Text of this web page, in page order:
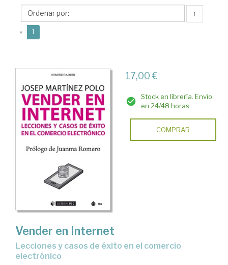
Josep
M.
↑
« 1
17,00 €
Stock en librería. Envío
en 24/48 horas
COMPRAR
Vender en Internet
lecciones y casos de éxito en el comercio
electrónico